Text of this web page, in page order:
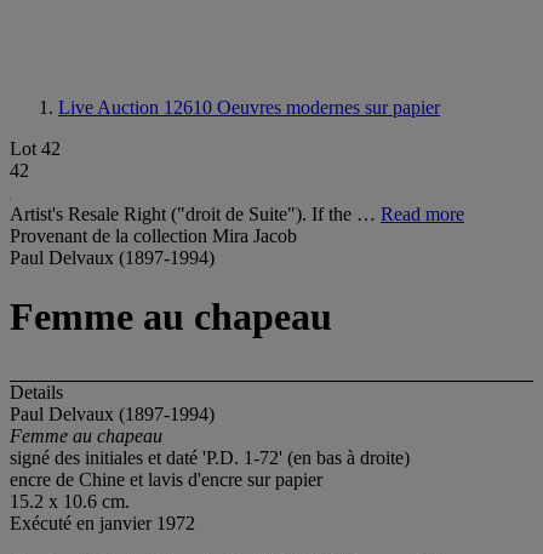
Live Auction 12610 Oeuvres modernes sur papier
Lot 42
42
Artist's Resale Right ("droit de Suite"). If the … Read more
Provenant de la collection Mira Jacob
Paul Delvaux (1897-1994)
Femme au chapeau
Details
Paul Delvaux (1897-1994)
Femme au chapeau
signé des initiales et daté 'P.D. 1-72' (en bas à droite)
encre de Chine et lavis d'encre sur papier
15.2 x 10.6 cm.
Exécuté en janvier 1972